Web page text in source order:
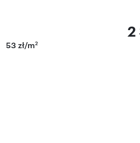
2
53 zł/m2